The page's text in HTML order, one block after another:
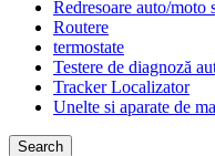
Redresoare auto/moto
Routere
termostate
Testere de diagnoză
Tracker Localizator
Unelte si aparate de
Search